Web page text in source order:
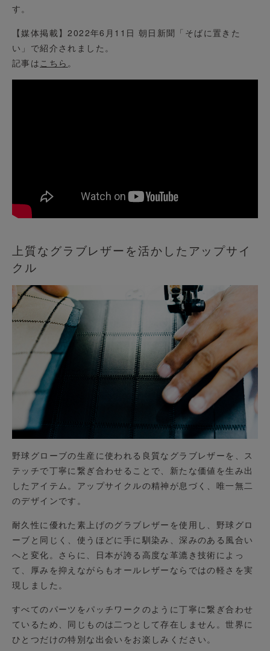
す。
【媒体掲載】2022年6月11日 朝日新聞「そばに置きた
い」で紹介されました。
記事は こちら 。
上質なグラブレザーを活かしたアップサイ
クル
野球グローブの生産に使われる良質なグラブレザーを、ス
テッチで丁寧に繋ぎ合わせることで、新たな価値を生み出
したアイテム。アップサイクルの精神が息づく、唯一無二
のデザインです。
耐久性に優れた素上げのグラブレザーを使用し、野球グロ
ーブと同じく、使うほどに手に馴染み、深みのある風合い
へと変化。さらに、日本が誇る高度な革漉き技術によっ
て、厚みを抑えながらもオールレザーならではの軽さを実
現しました。
すべてのパーツをパッチワークのように丁寧に繋ぎ合わせ
ているため、同じものは二つとして存在しません。世界に
ひとつだけの特別な出会いをお楽しみください。